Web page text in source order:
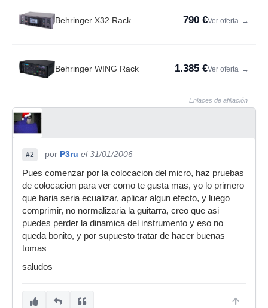
Behringer X32 Rack 790 €Ver oferta →
Behringer WING Rack 1.385 €Ver oferta →
Enlaces de afiliación
#2 por P3ru el 31/01/2006
Pues comenzar por la colocacion del micro, haz pruebas
de colocacion para ver como te gusta mas, yo lo primero
que haria seria ecualizar, aplicar algun efecto, y luego
comprimir, no normalizaria la guitarra, creo que asi
puedes perder la dinamica del instrumento y eso no
queda bonito, y por supuesto tratar de hacer buenas
tomas
saludos